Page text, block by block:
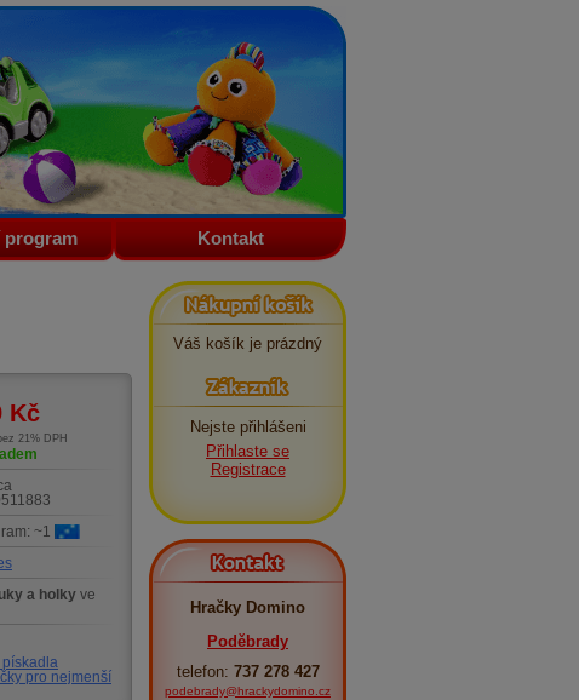
program Kontakt
Kč
21% DPH
~1
a holky ve
pískadla
pro nejmenší
Nákupní košík
Váš košík je prázdný
Zákazník
Nejste přihlášeni
Přihlaste se
Registrace
Kontakt
Hračky Domino
Poděbrady
telefon: 737 278 427
podebrady@hrackydomino.cz